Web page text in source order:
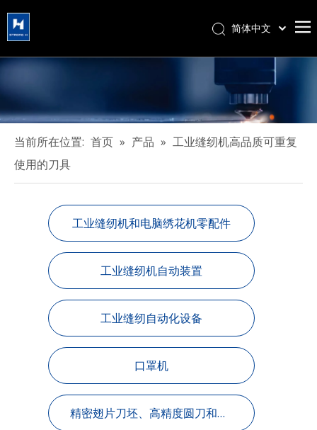
简体中文
Tiếng Việt
한국어
العربية
English
当前所在位置: 首页 » 产品 » 工业缝纫机高品质可重复
使用的刀具
工业缝纫机和电脑绣花机零配件
工业缝纫机自动装置
工业缝纫自动化设备
口罩机
精密翅片刀坯、高精度圆刀和硅溶胶精密铸造